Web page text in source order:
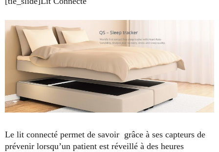
Le lit connecté permet de savoir grâce à ses capteurs de
prévenir lorsqu’un patient est réveillé à des heures